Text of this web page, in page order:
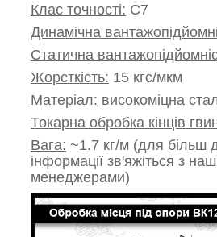
Клас точності: С7
Динамічна
Статична
Жорсткість: 15 кгс/мкм
Матеріал: високоміцна
Токарна обробка кінців
Вага: ~1.7 кг/м (для більш
інформації зв'яжіться з
менеджерами)